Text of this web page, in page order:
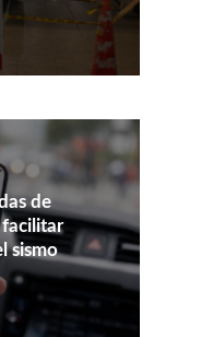
de
sismo